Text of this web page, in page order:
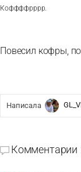
Коффффрррр.
Повесил кофры,
Написалa
Комментарии